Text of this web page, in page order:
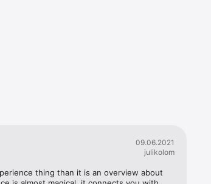
09.06.2021
julikolom
thing than it is an overview about